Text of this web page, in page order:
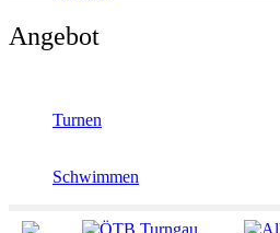
Angebot
Turnen
Schwimmen
Footer